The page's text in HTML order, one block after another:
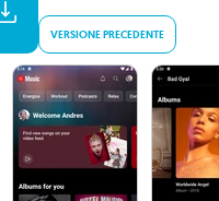
VERSIONE PRECEDENTE